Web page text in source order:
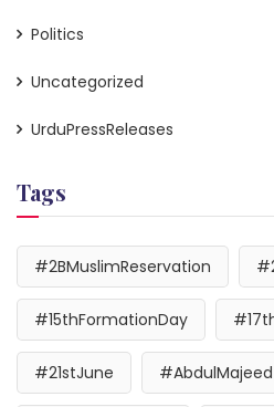
Politics
Uncategorized
UrduPressReleases
Tags
#2BMuslimReservation
#15thFormationDay
#21stJune #AbdulMajeed